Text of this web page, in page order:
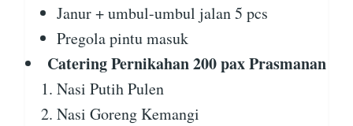
Janur + umbul-umbul jalan 5 pcs
Pregola pintu masuk
Catering Pernikahan 200 pax Prasmanan
Nasi Putih Pulen
Nasi Goreng Kemangi